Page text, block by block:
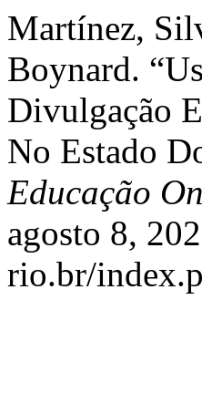
Martínez,
Boynard.
Divulgação
No Estado
Educação
agosto 8,
rio.br/